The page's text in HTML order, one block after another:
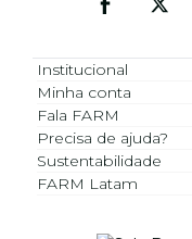
Institucional
Minha conta
Fala FARM
Precisa de ajuda?
Sustentabilidade
FARM Latam